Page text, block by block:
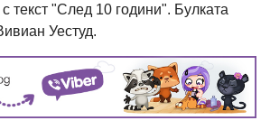
текст "След 10 години". Булката
Уестуд.